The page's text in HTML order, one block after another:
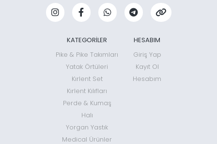
KATEGORİLER
Pike & Pike Takımları
Yatak Örtüleri
Kırlent Set
Kırlent Kılıfları
Perde & Kumaş
Halı
Yorgan Yastık
Medical Ürünler
HESABIM
Giriş Yap
Kayıt Ol
Hesabım